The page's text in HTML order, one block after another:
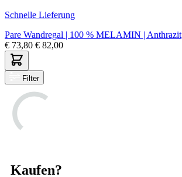
Schnelle Lieferung
Pare Wandregal | 100 % MELAMIN | Anthrazit
€ 73,80 € 82,00
Filter
Kaufen?